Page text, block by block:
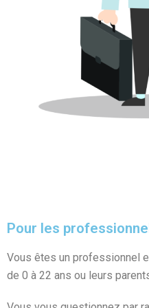
Pour les
Vous êtes un professionnel
de 0 à 22 ans ou leurs